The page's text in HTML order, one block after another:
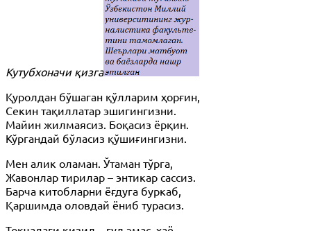
Кутубхоначи қизга
Қуролдан бўшаган қўлларим ҳорғин,
Секин тақиллатар эшигингизни.
Майин жилмаясиз. Боқасиз ёрқин.
Кўргандай бўласиз қўшиғингизни.
Мен алик оламан. Ўтаман тўрга,
Жавонлар тирилар – энтикар сассиз.
Барча китобларни ёғдуга буркаб,
Қаршимда оловдай ёниб турасиз.